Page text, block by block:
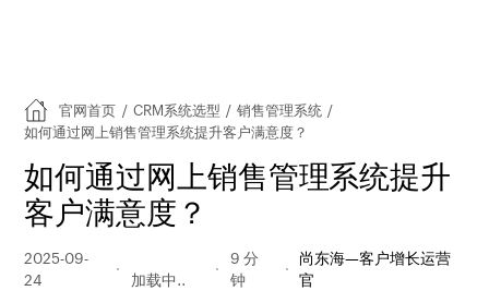
官网首页 / CRM系统选型 / 销售管理系统 /
如何通过网上销售管理系统提升客户满意度？
如何通过网上销售管理系统提升
客户满意度？
2025-09-
24
量
9 分
钟
尚东海—客户增长运营
官